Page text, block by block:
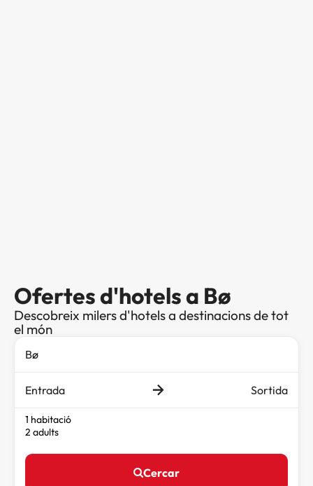
Ofertes d'hotels a Bø
Descobreix milers d'hotels a destinacions de tot
el món
Entrada Sortida
1 habitació
2 adults
Cercar